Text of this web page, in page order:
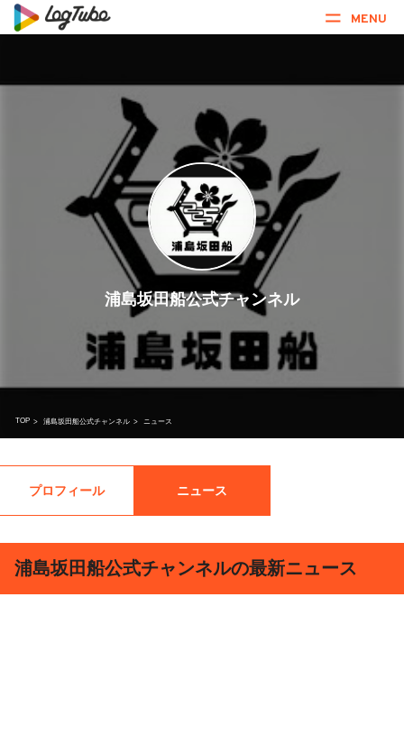
MENU
浦島坂田船公式チャンネル
TOP > 浦島坂田船公式チャンネル > ニュース
プロフィール ニュース
浦島坂田船公式チャンネルの最新ニュース